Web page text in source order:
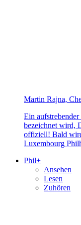
Martin Rajna,
Ein
bezeichnet wird,
offiziell! Bald
Luxembourg
Phil+
Ansehen
Lesen
Zuhören